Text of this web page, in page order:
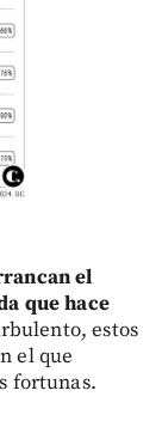
el
que hace
estos
el que
fortunas.